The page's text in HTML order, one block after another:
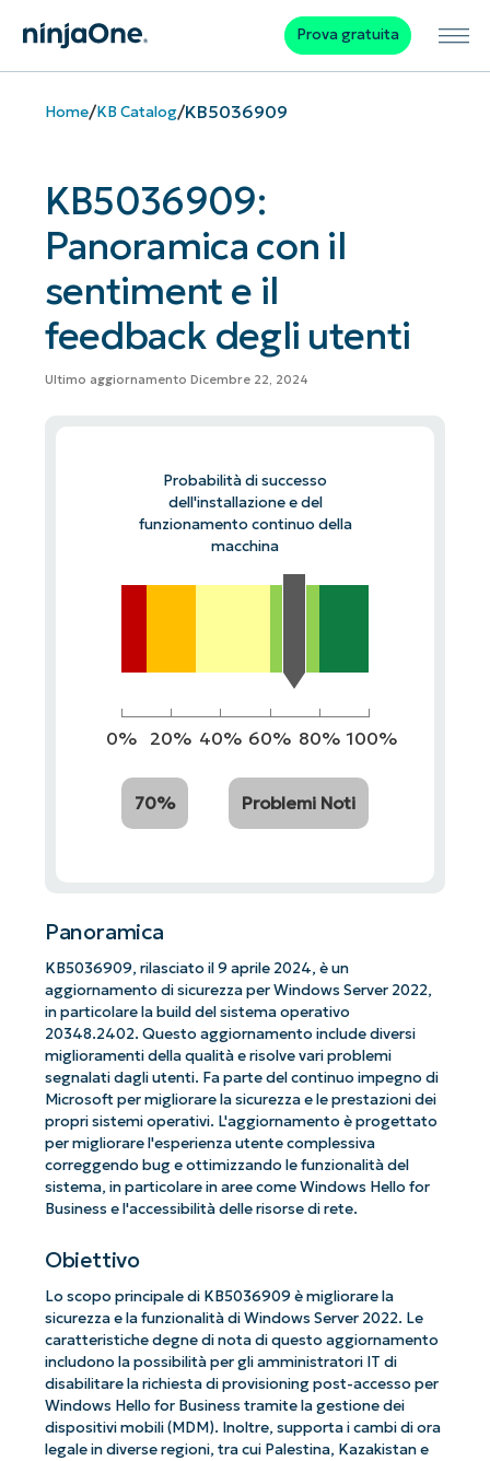
Prova gratuita
Home/KB Catalog/KB5036909
KB5036909:
Panoramica con il
sentiment e il
feedback degli utenti
Ultimo aggiornamento Dicembre 22, 2024
Probabilità di successo
dell'installazione e del
funzionamento continuo della
macchina
0% 20% 40% 60% 80% 100%
70% Problemi Noti
Panoramica
KB5036909, rilasciato il 9 aprile 2024, è un
aggiornamento di sicurezza per Windows Server 2022,
in particolare la build del sistema operativo
20348.2402. Questo aggiornamento include diversi
miglioramenti della qualità e risolve vari problemi
segnalati dagli utenti. Fa parte del continuo impegno di
Microsoft per migliorare la sicurezza e le prestazioni dei
propri sistemi operativi. L'aggiornamento è progettato
per migliorare l'esperienza utente complessiva
correggendo bug e ottimizzando le funzionalità del
sistema, in particolare in aree come Windows Hello for
Business e l'accessibilità delle risorse di rete.
Obiettivo
Lo scopo principale di KB5036909 è migliorare la
sicurezza e la funzionalità di Windows Server 2022. Le
caratteristiche degne di nota di questo aggiornamento
includono la possibilità per gli amministratori IT di
disabilitare la richiesta di provisioning post-accesso per
Windows Hello for Business tramite la gestione dei
dispositivi mobili (MDM). Inoltre, supporta i cambi di ora
legale in diverse regioni, tra cui Palestina, Kazakistan e